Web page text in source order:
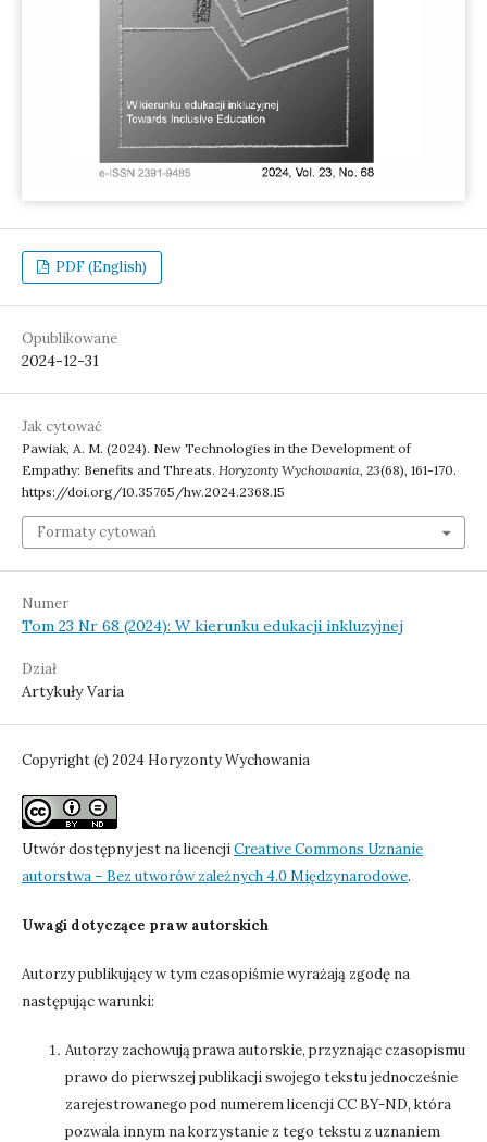
PDF (English)
Opublikowane
2024-12-31
Jak cytować
Pawiak, A. M. (2024). New Technologies in the Development of
Empathy: Benefits and Threats. Horyzonty Wychowania, 23(68), 161-170.
https://doi.org/10.35765/hw.2024.2368.15
Formaty cytowań
Numer
Tom 23 Nr 68 (2024): W kierunku edukacji inkluzyjnej
Dział
Artykuły Varia
Copyright (c) 2024 Horyzonty Wychowania
Utwór dostępny jest na licencjiCreative Commons Uznanie
autorstwa – Bez utworów zależnych 4.0 Międzynarodowe.
Uwagi dotyczące praw autorskich
Autorzy publikujący w tym czasopiśmie wyrażają zgodę na
następując warunki:
Autorzy zachowują prawa autorskie, przyznając czasopismu
prawo do pierwszej publikacji swojego tekstu jednocześnie
zarejestrowanego pod numerem licencji CC BY-ND, która
pozwala innym na korzystanie z tego tekstu z uznaniem